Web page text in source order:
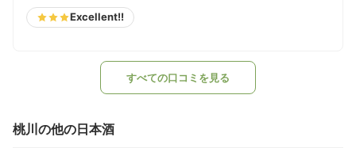
Excellent!!
すべての口コミを見る
桃川の他の日本酒